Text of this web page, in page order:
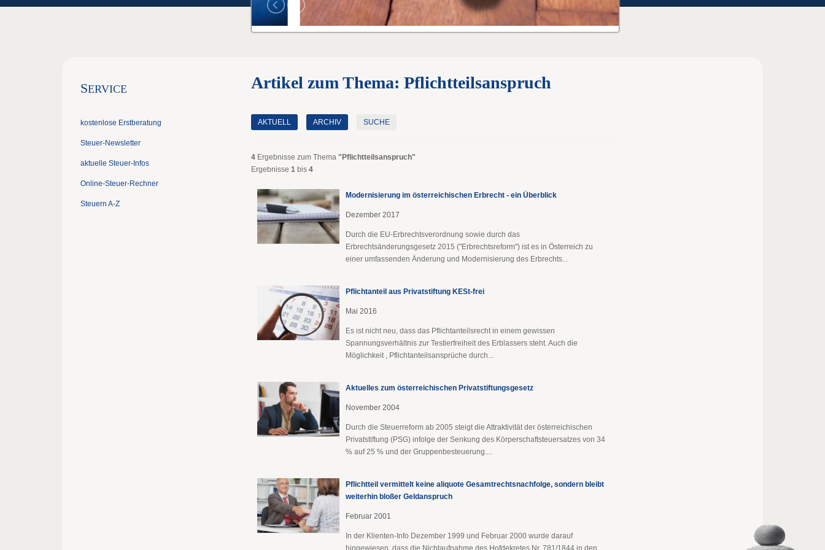
SERVICE
kostenlose Erstberatung
Steuer-Newsletter
aktuelle Steuer-Infos
Online-Steuer-Rechner
Steuern A-Z
Artikel zum Thema: Pflichtteilsanspruch
AKTUELL ARCHIV SUCHE
4Ergebnisse zum Thema "Pflichtteilsanspruch"
Ergebnisse 1bis 4
Modernisierung im österreichischen Erbrecht - ein Überblick
Dezember 2017
Durch die EU-Erbrechtsverordnung sowie durch das
Erbrechtsänderungsgesetz 2015 ("Erbrechtsreform") ist es in Österreich zu
einer umfassenden Änderung und Modernisierung des Erbrechts...
Pflichtanteil aus Privatstiftung KESt-frei
Mai 2016
Es ist nicht neu, dass das Pflichtanteilsrecht in einem gewissen
Spannungsverhältnis zur Testierfreiheit des Erblassers steht. Auch die
Möglichkeit , Pflichtanteilsansprüche durch...
Aktuelles zum österreichischen Privatstiftungsgesetz
November 2004
Durch die Steuerreform ab 2005 steigt die Attraktivität der österreichischen
Privatstiftung (PSG) infolge der Senkung des Körperschaftsteuersatzes von 34
% auf 25 % und der Gruppenbesteuerung....
Pflichtteil vermittelt keine aliquote Gesamtrechtsnachfolge, sondern bleibt
weiterhin bloßer Geldanspruch
Februar 2001
In der Klienten-Info Dezember 1999 und Februar 2000 wurde darauf
hingewiesen, dass die Nichtaufnahme des Hofdekretes Nr. 781/1844 in den